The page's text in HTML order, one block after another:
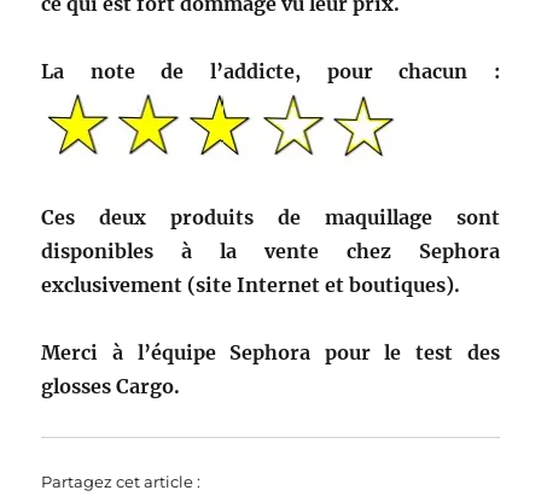
La note de l’addicte, pour chacun :
Ces deux produits de maquillage sont
disponibles à la vente chez Sephora
exclusivement (site Internet et boutiques).
Merci à l’équipe Sephora pour le test des
glosses Cargo.
Partagez cet article :